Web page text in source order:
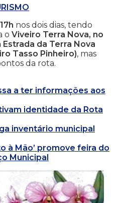
nos dois dias, tendo
o Viveiro Terra Nova, no
da Terra Nova
Tasso Pinheiro), mas
da rota.
a ter informações aos
identidade da Rota
inventário municipal
à Mão’ promove feira do
Municipal